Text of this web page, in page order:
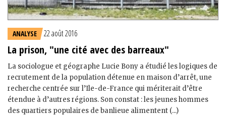
ANALYSE 22 août 2016
La prison, "une cité avec des barreaux"
La sociologue et géographe Lucie Bony a étudié les logiques de
recrutement de la population détenue en maison d’arrêt, une
recherche centrée sur l’Ile-de-France qui mériterait d’être
étendue à d’autres régions. Son constat : les jeunes hommes
des quartiers populaires de banlieue alimentent (...)